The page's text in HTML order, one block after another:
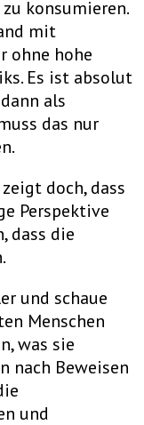
konsumieren.
mit
ohne hohe
Es ist absolut
als
das nur
doch, dass
Perspektive
dass die
und schaue
Menschen
was sie
nach Beweisen
und